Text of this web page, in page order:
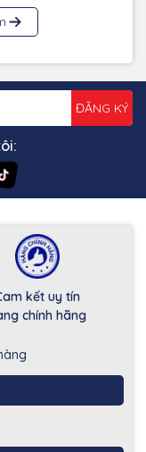
ĐĂNG KÝ
kết uy tín
chính hãng